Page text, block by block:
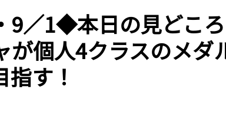
9／1◆本日の見どこ
が個人4クラスのメダ
す！